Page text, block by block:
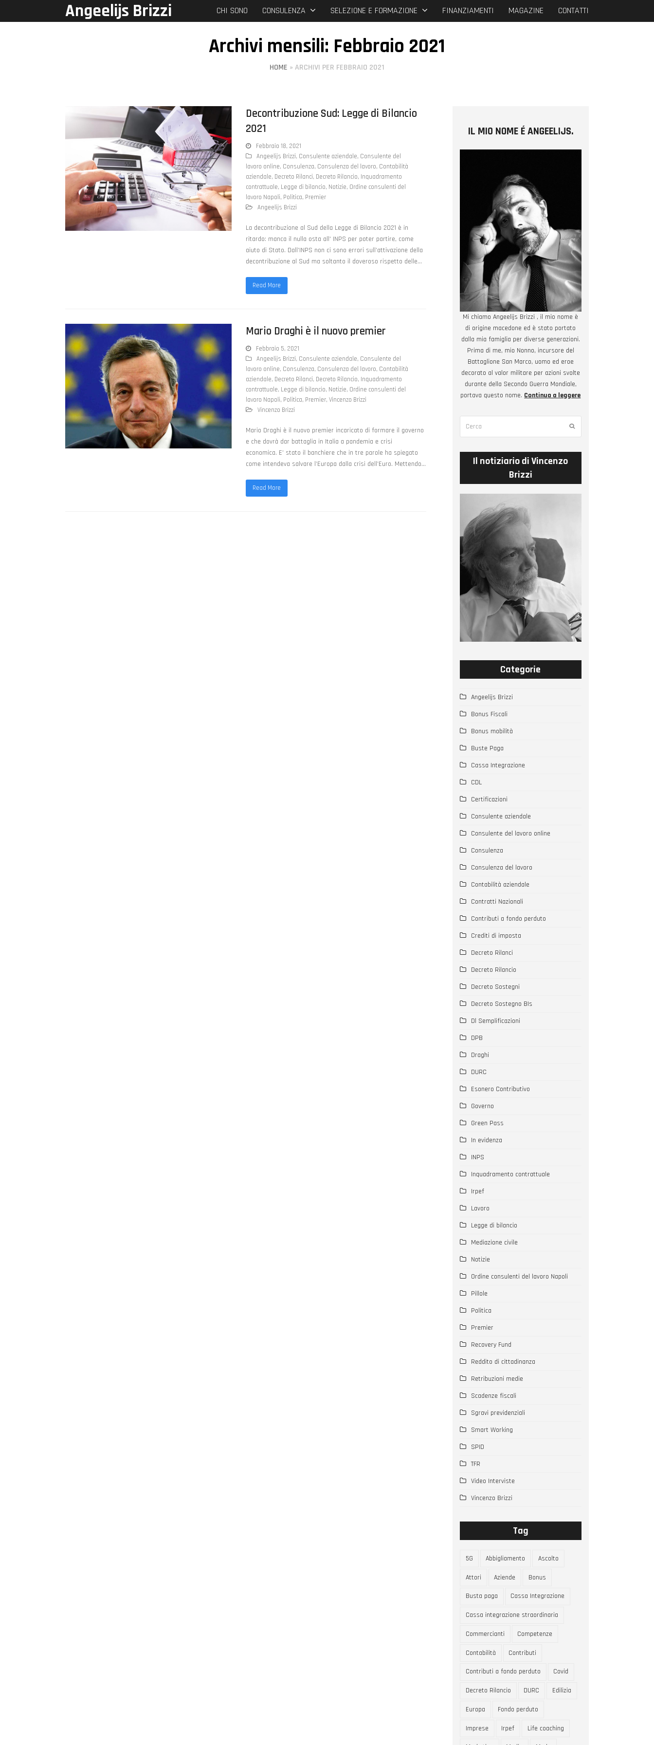
Angeelijs Brizzi CHI SONO CONSULENZA SELEZIONE E FORMAZIONE FINANZIAMENTI MAGAZINE CONTATTI
Archivi mensili: Febbraio 2021
HOME » ARCHIVI PER FEBBRAIO 2021
Decontribuzione Sud: Legge di Bilancio
2021
Febbraio 18, 2021
Angeelijs Brizzi, Consulente aziendale, Consulente del
lavoro online, Consulenza, Consulenza del lavoro, Contabilità
aziendale, Decreto Rilanci, Decreto Rilancio, Inquadramento
contrattuale, Legge di bilancio, Notizie, Ordine consulenti del
lavoro Napoli, Politica, Premier
Angeelijs Brizzi
La decontribuzione al Sud della Legge di Bilancio 2021 è in
ritardo: manca il nulla osta all' INPS per poter partire, come
aiuto di Stato. Dall’INPS non ci sono errori sull’attivazione della
decontribuzione al Sud ma soltanto il doveroso rispetto delle…
Read More
Mario Draghi è il nuovo premier
Febbraio 5, 2021
Angeelijs Brizzi, Consulente aziendale, Consulente del
lavoro online, Consulenza, Consulenza del lavoro, Contabilità
aziendale, Decreto Rilanci, Decreto Rilancio, Inquadramento
contrattuale, Legge di bilancio, Notizie, Ordine consulenti del
lavoro Napoli, Politica, Premier,Vincenzo Brizzi
Vincenzo Brizzi
Mario Draghi è il nuovo premier incaricato di formare il governo
e che dovrà dar battaglia in Italia a pandemia e crisi
economica. E’ stato il banchiere che in tre parole ha spiegato
come intendeva salvare l’Europa dalla crisi dell’Euro. Mettendo…
Read More
IL MIO NOME É ANGEELIJS.
Mi chiamo Angeelijs Brizzi , il mio nome è
di origine macedone ed è stato portato
dalla mia famiglia per diverse generazioni.
Prima di me, mio Nonno, incursore del
Battaglione San Marco, uomo ed eroe
decorato al valor militare per azioni svolte
durante della Secondo Guerra Mondiale,
portava questo nome. Continua a leggere
Submit
Il notiziario di Vincenzo
Brizzi
Categorie
Angeelijs Brizzi
Bonus Fiscali
Bonus mobilità
Buste Paga
Cassa Integrazione
CDL
Certificazioni
Consulente aziendale
Consulente del lavoro online
Consulenza
Consulenza del lavoro
Contabilità aziendale
Contratti Nazionali
Contributi a fondo perduto
Crediti di imposta
Decreto Rilanci
Decreto Rilancio
Decreto Sostegni
Decreto Sostegno BIs
Dl Semplificazioni
DPB
Draghi
DURC
Esonero Contributivo
Governo
Green Pass
In evidenza
INPS
Inquadramento contrattuale
Irpef
Lavoro
Legge di bilancio
Mediazione civile
Notizie
Ordine consulenti del lavoro Napoli
Pillole
Politica
Premier
Recovery Fund
Reddito di cittadinanza
Retribuzioni medie
Scadenze fiscali
Sgravi previdenziali
Smart Working
SPID
TFR
Video Interviste
Vincenzo Brizzi
Tag
5G Abbigliamento Ascolto
Attori Aziende Bonus
Busta paga Cassa Integrazione
Cassa integrazione straordinaria
Commercianti Competenze
Contabilità Contributi
Contributi a fondo perduto Covid
Decreto Rilancio DURC Edilizia
Europa Fondo perduto
Imprese Irpef Life coaching